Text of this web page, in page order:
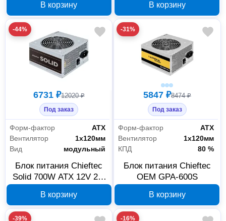
В корзину В корзину
-44%
6731 ₽12020 ₽
Под заказ
Форм-фактор
АТХ
Вентилятор
1х120мм
Вид
модульный
Блок питания Chieftec
Solid 700W ATX 12V 2.3
В корзину
-31%
5847 ₽8474 ₽
Под заказ
Форм-фактор
АТХ
Вентилятор
1х120мм
КПД
80 %
Блок питания Chieftec
OEM GPA-600S
В корзину
-39% -16%